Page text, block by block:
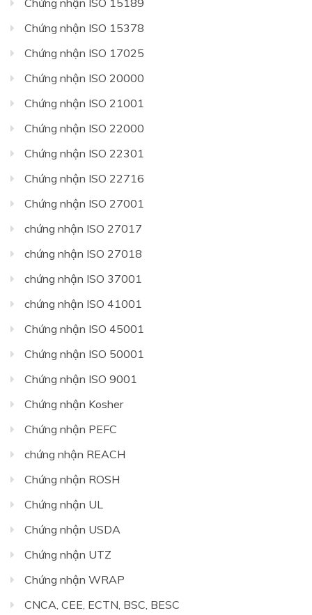
Chứng nhận ISO 15378
Chứng nhận ISO 17025
Chứng nhận ISO 20000
Chứng nhận ISO 21001
Chứng nhận ISO 22000
Chứng nhận ISO 22301
Chứng nhận ISO 22716
Chứng nhận ISO 27001
chứng nhận ISO 27017
chứng nhận ISO 27018
chứng nhận ISO 37001
chứng nhận ISO 41001
Chứng nhận ISO 45001
Chứng nhận ISO 50001
Chứng nhận ISO 9001
Chứng nhận Kosher
Chứng nhận PEFC
chứng nhận REACH
Chứng nhận ROSH
Chứng nhận UL
Chứng nhận USDA
Chứng nhận UTZ
Chứng nhận WRAP
CNCA, CEE, ECTN, BSC, BESC